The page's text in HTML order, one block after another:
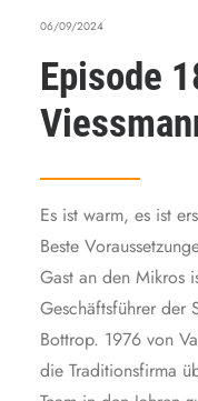
06/09/2024
Episode
Es ist warm, es ist
Beste
Gast an den Mikros
Geschäftsführer der
Bottrop. 1976 von
die Traditionsfirma